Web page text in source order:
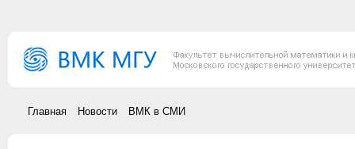
Главная Новости ВМК в СМИ